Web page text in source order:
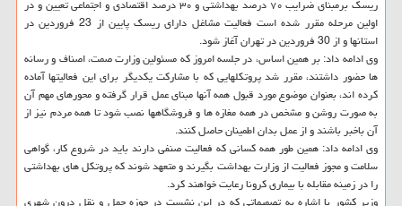
ریسك برمبنای ضرایب ۷۰ درصد بهداشتی و ۳۰ درصد اقتصادی و اجتماعی تعیین و در
اولین مرحله مقرر شده است فعالیت مشاغل دارای ریسك پایین از 23 فروردین در
استانها و از 30 فروردین در تهران آغاز شود.
وی ادامه داد: بر همین اساس، در جلسه امروز كه مسئولین وزارت صمت، اصناف و رسانه
ها حضور داشتند، مقرر شد پروتكلهایی كه با مشاركت یكدیگر برای این فعالیتها آماده
كرده اند، بعنوان موضوع مورد قبول همه آنها مبنای عمل قرار گرفته و محورهای مهم آن
به صورت روشن و مشخص در همه مغازه ها و فروشگاهها نصب شود تا همه مردم نیز از
آن باخبر باشند و از عمل بدان اطمینان حاصل كنند.
وی ادامه داد: همین طور همه كسانی كه فعالیت صنفی دارند باید در شروع كار، گواهی
سلامت و مجوز فعالیت از وزارت بهداشت بگیرند و متعهد شوند كه پروتكل های بهداشتی
را در زمینه مقابله با بیماری كرونا رعایت خواهند كرد.